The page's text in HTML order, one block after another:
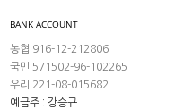
BANK ACCOUNT
농협 916-12-212806
국민 571502-96-102265
우리 221-08-015682
예금주 : 강승규